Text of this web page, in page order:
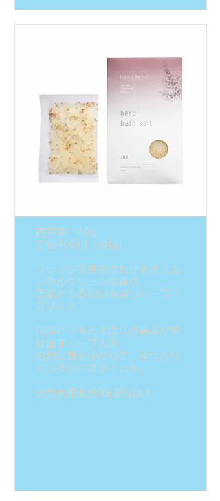
内容量：40g
定価400円（税抜）
リラックス感を思わせるオリエ
ンタルグリーンな香り
美肌とうるおいを保つハーブバ
スソルト
国産ヒノキとネロリの恵みが溶
け出すハーブ入浴。
自然に身をゆだねて、ゆったり
くつろぐバスタイムを。
天然由来成分99.8%以上